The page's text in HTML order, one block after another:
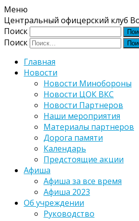
Меню
Центральный офицерский клуб
Поиск
Поиск
Главная
Новости
Новости Минобороны
Новости ЦОК ВКС
Новости Партнеров
Наши мероприятия
Материалы партнеров
Дорога памяти
Календарь
Предстоящие акции
Афиша
Афиша за все время
Афиша 2023
Об учреждении
Руководство